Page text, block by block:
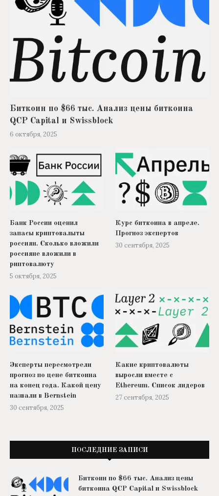
Биткоин по $66 тыс. Анализ цены биткоина
QCP Capital и Swissblock
6 октября, 2025
Банк России оценил
запасы криптовалыты
россиян. Сколько вложили
россияне вложили в
риптовалюту
5 октября, 2025
Курс биткоина в апреле.
Прогноз экспертов
30 сентября, 2025
Эксперты пересмотрели
прогноз по цене биткоина
на конец года. Какой цену
назвали в Bernstein
30 сентября, 2025
Какие криптовалюты
выросли вместе с
Ethereum. Список лидеров
27 сентября, 2025
ПОСЛЕДНИЕ ЗАПИСИ
Биткоин по $66 тыс. Анализ цены
биткоина QCP Capital и Swissblock